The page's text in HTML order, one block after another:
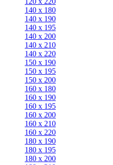
140 x 180
140 х 190
140 х 195
140 х 200
140 x 210
140 x 220
150 х 190
150 х 195
150 х 200
160 x 180
160 х 190
160 х 195
160 х 200
160 x 210
160 x 220
180 х 190
180 х 195
180 х 200